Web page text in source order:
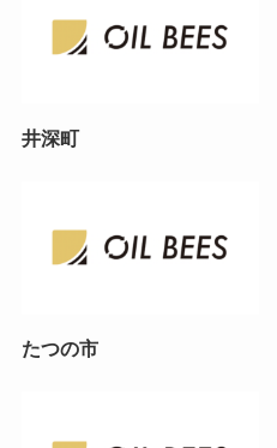
井深町
たつの市